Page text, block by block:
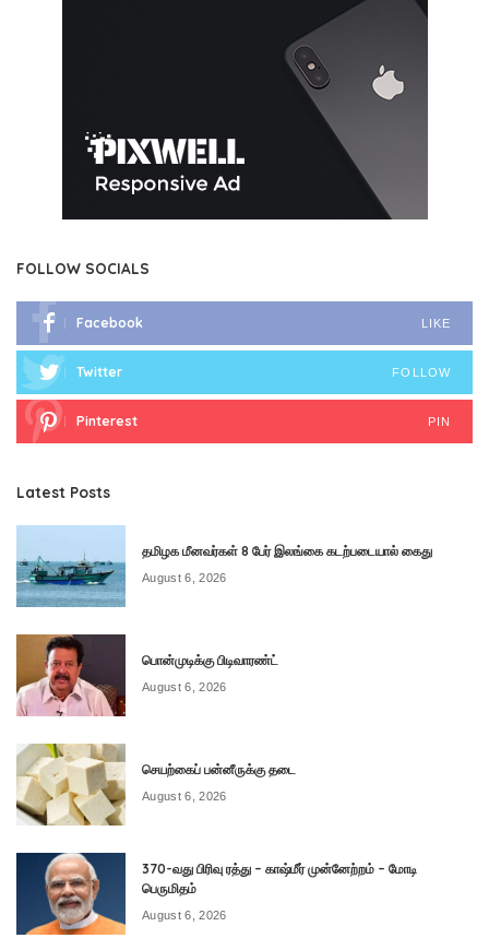
FOLLOW SOCIALS
Facebook LIKE
Twitter FOLLOW
Pinterest PIN
Latest Posts
தமிழக மீனவர்கள் 8 பேர் இலங்கை கடற்படையால் கைது
August 6, 2026
பொன்முடிக்கு பிடிவாரண்ட்
August 6, 2026
செயற்கைப் பன்னீருக்கு தடை
August 6, 2026
370-வது பிரிவு ரத்து – காஷ்மீர் முன்னேற்றம் – மோடி
பெருமிதம்
August 6, 2026